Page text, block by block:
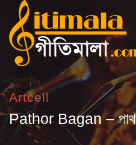
Artcell
Pathor Bagan –